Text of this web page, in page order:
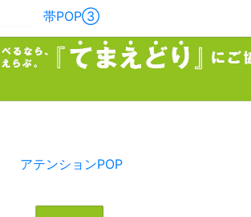
帯POP③
アテンションPOP